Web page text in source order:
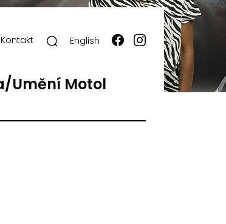
Umění Motol
Kontakt English